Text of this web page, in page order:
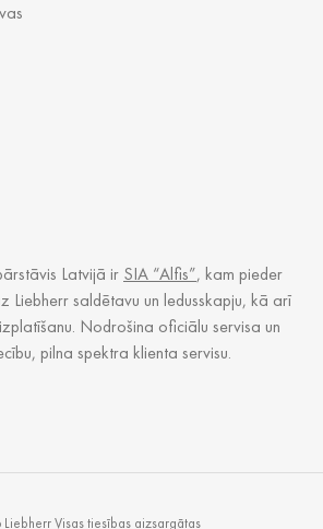
Latvijā ir SIA “Alfis”, kam pieder
Liebherr saldētavu un ledusskapju, kā arī
Nodrošina oficiālu servisa un
pilna spektra klienta servisu.
Visas tiesības aizsargātas